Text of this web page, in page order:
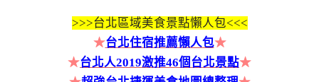
>>>台北區域美食景點懶人包<<<
★台北住宿推薦懶人包★
★台北人2019激推46個台北景點★